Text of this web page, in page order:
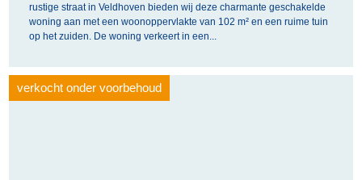
rustige straat in Veldhoven bieden wij deze charmante geschakelde
woning aan met een woonoppervlakte van 102 m² en een ruime tuin
op het zuiden. De woning verkeert in een...
verkocht onder voorbehoud